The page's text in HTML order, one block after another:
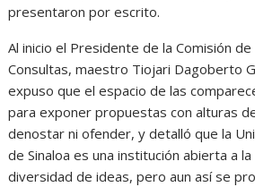
presentaron por escrito.
Al inicio el Presidente de la Comisión
Consultas, maestro Tiojari Dagoberto
expuso que el espacio de las
para exponer propuestas con alturas
denostar ni ofender, y detalló que la
de Sinaloa es una institución abierta a
diversidad de ideas, pero aun así se